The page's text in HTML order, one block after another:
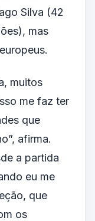
Silva (42
mas
muitos
me faz ter
que
afirma.
a partida
eu me
que
os